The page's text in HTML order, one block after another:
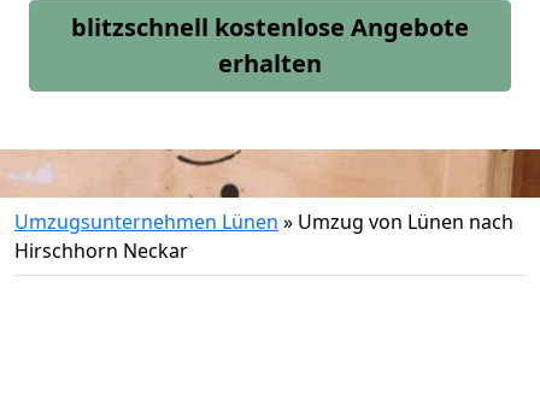
blitzschnell kostenlose Angebote
erhalten
Umzugsunternehmen Lünen » Umzug von Lünen nach
Hirschhorn Neckar